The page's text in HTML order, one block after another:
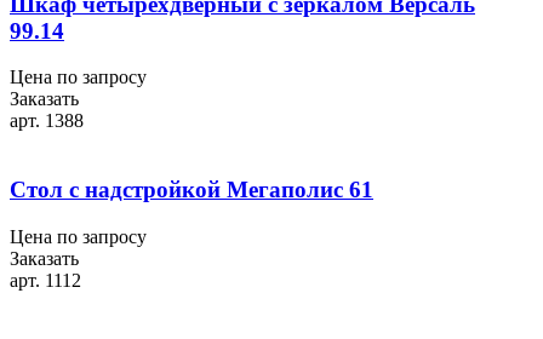
99.14
Цена по запросу
Заказать
арт. 1388
Стол с надстройкой Мегаполис 61
Цена по запросу
Заказать
арт. 1112